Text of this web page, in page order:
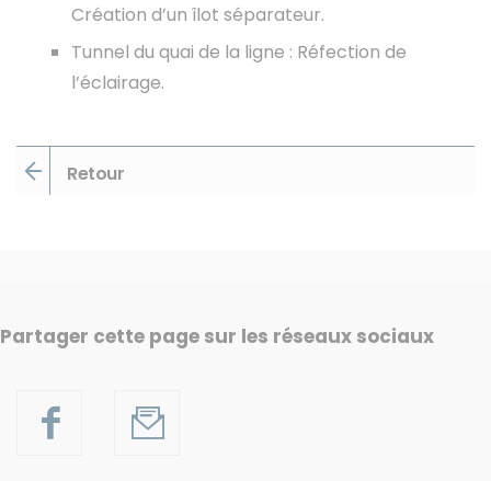
Création d’un îlot séparateur.
Tunnel du quai de la ligne : Réfection de
l’éclairage.
Retour
Partager cette page sur les réseaux sociaux